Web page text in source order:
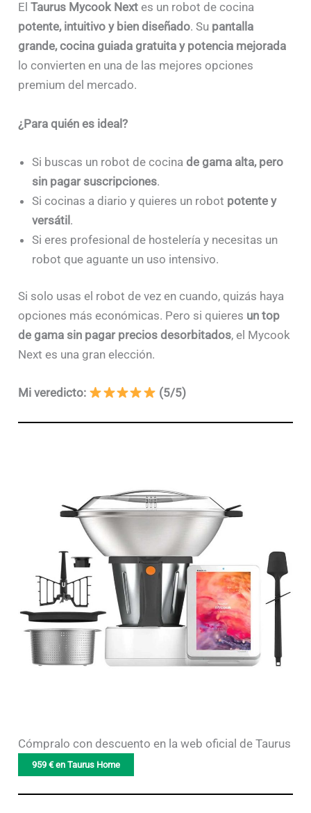
ElTaurus Mycook Next es un robot de cocina
potente, intuitivo y bien diseñado. Su pantalla
grande, cocina guiada gratuita y potencia mejorada
lo convierten en una de las mejores opciones
premium del mercado.
¿Para quién es ideal?
Si buscas un robot de cocinade gama alta, pero
sin pagar suscripciones.
Si cocinas a diario y quieres un robot potente y
versátil.
Si eres profesional de hostelería y necesitas un
robot que aguante un uso intensivo.
Si solo usas el robot de vez en cuando, quizás haya
opciones más económicas. Pero si quieres un top
de gama sin pagar precios desorbitados, el Mycook
Next es una gran elección.
Mi veredicto: (5/5)
Cómpralo con descuento en la web oficial de Taurus
959 € en Taurus Home